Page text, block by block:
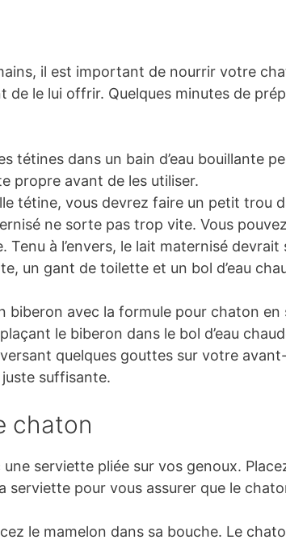
il est important de nourrir votre
de le lui offrir. Quelques minutes de
tétines dans un bain d’eau bouillante
propre avant de les utiliser.
tétine, vous devrez faire un petit trou
ne sorte pas trop vite. Vous
à l’envers, le lait maternisé devrait
un gant de toilette et un bol d’eau
biberon avec la formule pour chaton en
le biberon dans le bol d’eau
quelques gouttes sur votre avant-
suffisante.
chaton
serviette pliée sur vos genoux.
serviette pour vous assurer que le
le mamelon dans sa bouche. Le